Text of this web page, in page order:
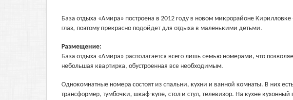
База отдыха «Амира» построена в 2012 году в новом микрорайоне Кирилловке
глаз, поэтому прекрасно подойдет для отдыха в маленькими детьми.
Размещение:
База отдыха «Амира» располагается всего лишь семью номерами, что
небольшая квартирка, обустроенная все необходимым.
Однокомнатные номера состоят из спальни, кухни и ванной комнаты. В них
трансформер, тумбочки, шкаф-купе, стол и стул, телевизор. На кухне